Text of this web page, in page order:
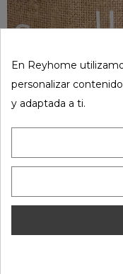
En Reyhome
personalizar
y adaptada a ti.